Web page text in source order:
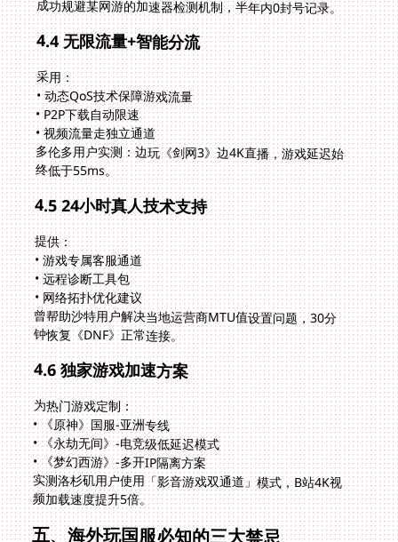
成功规避某网游的加速器检测机制，半年内0封号记录。
4.4 无限流量+智能分流
采用：
• 动态QoS技术保障游戏流量
• P2P下载自动限速
• 视频流量走独立通道
多伦多用户实测：边玩《剑网3》边4K直播，游戏延迟始
终低于55ms。
4.5 24小时真人技术支持
提供：
• 游戏专属客服通道
• 远程诊断工具包
• 网络拓扑优化建议
曾帮助沙特用户解决当地运营商MTU值设置问题，30分
钟恢复《DNF》正常连接。
4.6 独家游戏加速方案
为热门游戏定制：
• 《原神》国服-亚洲专线
• 《永劫无间》-电竞级低延迟模式
• 《梦幻西游》-多开IP隔离方案
实测洛杉矶用户使用「影音游戏双通道」模式，B站4K视
频加载速度提升5倍。
五、海外玩国服必知的三大禁忌